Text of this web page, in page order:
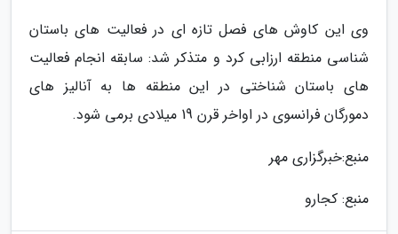
وی این کاوش های فصل تازه ای در فعالیت های باستان
شناسی منطقه ارزابی کرد و متذکر شد: سابقه انجام فعالیت
های باستان شناختی در این منطقه ها به آنالیز های
دمورگان فرانسوی در اواخر قرن 19 میلادی برمی شود.
منبع:خبرگزاری مهر
منبع: کجارو